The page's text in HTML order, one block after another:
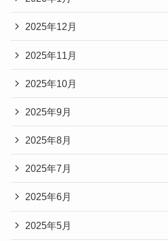
2025年12月
2025年11月
2025年10月
2025年9月
2025年8月
2025年7月
2025年6月
2025年5月